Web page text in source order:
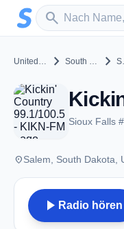
Zum Hauptinhalt springen
search
Sender suchen
United States chevron_right South Dakota chevron_right
Sioux Falls
placeSalem, South Dakota,
play_arrow Radio hören